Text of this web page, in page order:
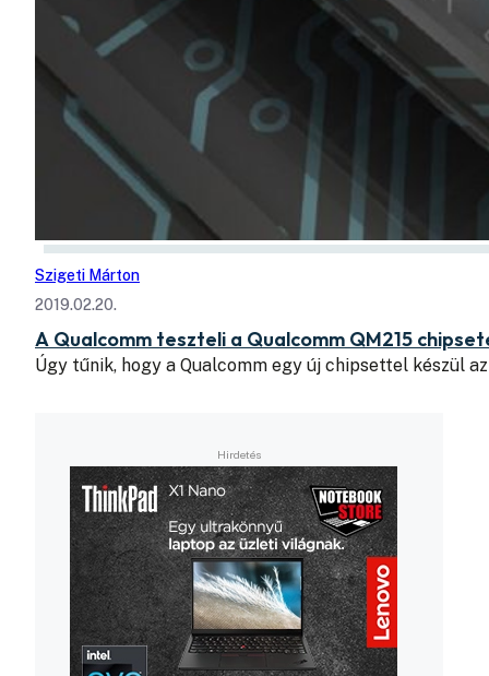
Szigeti Márton
2019.02.20.
A Qualcomm teszteli a Qualcomm QM215
Úgy tűnik, hogy a Qualcomm egy új chipsettel készül